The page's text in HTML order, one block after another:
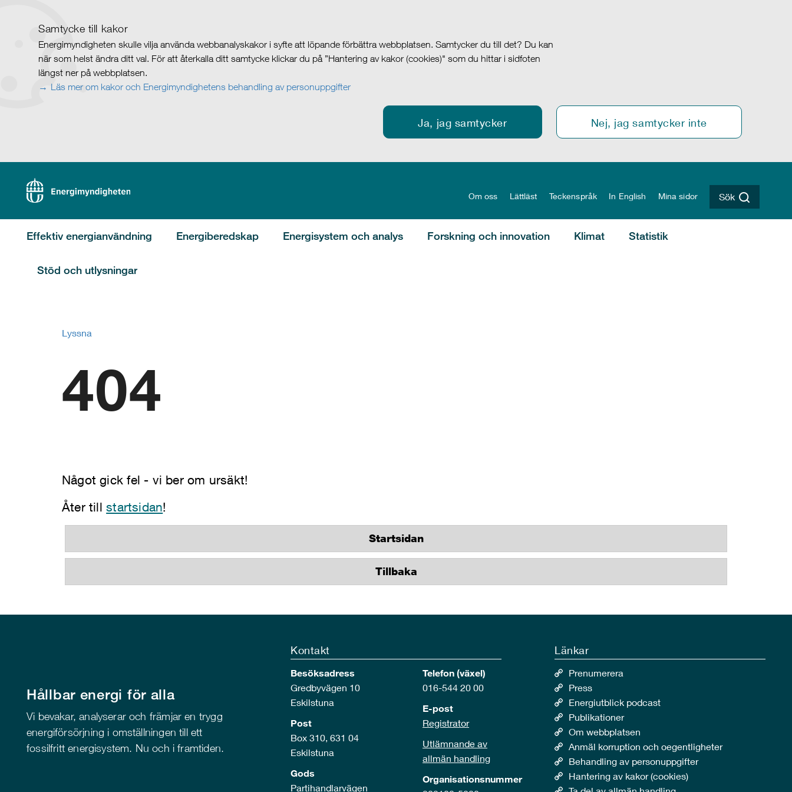
Samtycke till kakor
Energimyndigheten skulle vilja använda webbanalyskakor i syfte att löpande förbättra webbplatsen. Samtycker du till det? Du kan
när som helst ändra ditt val. För att återkalla ditt samtycke klickar du på ”Hantering av kakor (cookies)" som du hittar i sidfoten
längst ner på webbplatsen.
Läs mer om kakor och Energimyndighetens behandling av personuppgifter
Ja, jag samtycker Nej, jag samtycker inte
Om oss Lättläst Teckenspråk In English Mina sidor Sök
Effektiv energianvändning Energiberedskap Energisystem och analys Forskning och innovation Klimat Statistik
Stöd och utlysningar
Lyssna
404
Något gick fel - vi ber om ursäkt!
Åter tillstartsidan!
Startsidan
Tillbaka
Hållbar energi för alla
Vi bevakar, analyserar och främjar en trygg
energiförsörjning i omställningen till ett
fossilfritt energisystem. Nu och i framtiden.
Kontakt
Besöksadress
Gredbyvägen 10
Eskilstuna
Post
Box 310, 631 04
Eskilstuna
Gods
Partihandlarvägen
Telefon (växel)
016-544 20 00
E-post
Registrator
Utlämnande av
allmän handling
Organisationsnummer
Länkar
Prenumerera
Press
Energiutblick podcast
Publikationer
Om webbplatsen
Anmäl korruption och oegentligheter
Behandling av personuppgifter
Hantering av kakor (cookies)